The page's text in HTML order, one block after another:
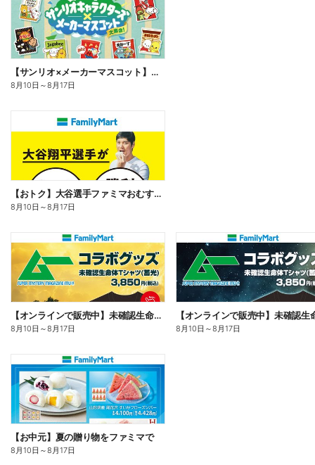
【サンリオ×メーカーマスコット】オリジナルグッズ貰える!
8月10日 ～8月17日
【おトク】大谷選手ファミマおむすび割
8月10日 ～8月17日
【オンラインで販売中】未確認生命体Tシャツ
8月10日 ～8月17日 8月10日 ～8月17日
【お中元】夏の贈り物をファミマで
8月10日 ～8月17日